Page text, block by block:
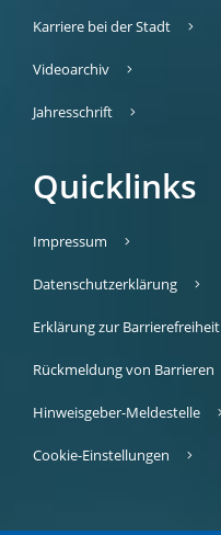
Karriere bei der Stadt
Videoarchiv
Jahresschrift
Quicklinks
Impressum
Datenschutzerklärung
Erklärung zur Barrierefreiheit
Rückmeldung von Barrieren
Hinweisgeber-Meldestelle
Cookie-Einstellungen